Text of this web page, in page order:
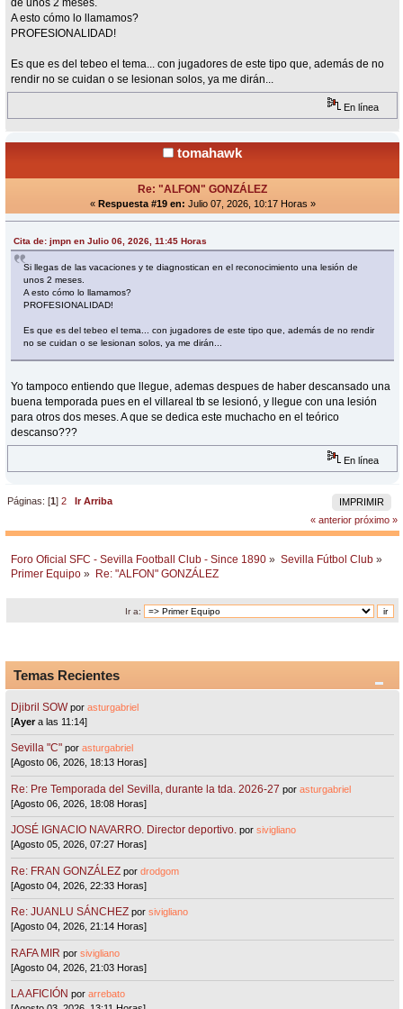
A esto cómo lo llamamos?
PROFESIONALIDAD!
Es que es del tebeo el tema... con jugadores de este tipo que, además de no
rendir no se cuidan o se lesionan solos, ya me dirán...
En línea
tomahawk
Re: "ALFON" GONZÁLEZ
« Respuesta #19 en: Julio 07, 2026, 10:17 Horas »
Cita de: jmpn en Julio 06, 2026, 11:45 Horas
Si llegas de las vacaciones y te diagnostican en el reconocimiento una lesión de
unos 2 meses.
A esto cómo lo llamamos?
PROFESIONALIDAD!
Es que es del tebeo el tema... con jugadores de este tipo que, además de no rendir
no se cuidan o se lesionan solos, ya me dirán...
Yo tampoco entiendo que llegue, ademas despues de haber descansado una
buena temporada pues en el villareal tb se lesionó, y llegue con una lesión
para otros dos meses. A que se dedica este muchacho en el teórico
descanso???
En línea
IMPRIMIR
Páginas: [1]2
Ir Arriba
« anterior próximo »
Foro Oficial SFC - Sevilla Football Club - Since 1890 » Sevilla Fútbol Club »
Primer Equipo » Re: "ALFON" GONZÁLEZ
Ir a:
Temas Recientes
Djibril SOW porasturgabriel
[Ayera las 11:14]
Sevilla "C"porasturgabriel
[Agosto 06, 2026, 18:13 Horas]
Re: Pre Temporada del Sevilla, durante la tda. 2026-27 porasturgabriel
[Agosto 06, 2026, 18:08 Horas]
JOSÉ IGNACIO NAVARRO. Director deportivo. porsivigliano
[Agosto 05, 2026, 07:27 Horas]
Re: FRAN GONZÁLEZ pordrodgom
[Agosto 04, 2026, 22:33 Horas]
Re: JUANLU SÁNCHEZ porsivigliano
[Agosto 04, 2026, 21:14 Horas]
RAFA MIR porsivigliano
[Agosto 04, 2026, 21:03 Horas]
LA AFICIÓN porarrebato